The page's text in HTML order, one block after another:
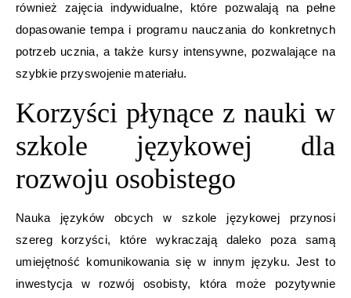
również zajęcia indywidualne, które pozwalają na pełne
dopasowanie tempa i programu nauczania do konkretnych
potrzeb ucznia, a także kursy intensywne, pozwalające na
szybkie przyswojenie materiału.
Korzyści płynące z nauki w
szkole językowej dla
rozwoju osobistego
Nauka języków obcych w szkole językowej przynosi
szereg korzyści, które wykraczają daleko poza samą
umiejętność komunikowania się w innym języku. Jest to
inwestycja w rozwój osobisty, która może pozytywnie